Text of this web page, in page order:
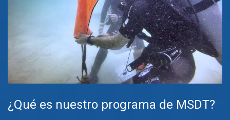
¿Qué es nuestro programa de MSDT?